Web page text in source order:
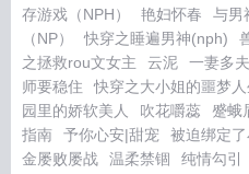
存游戏（NPH）
艳妇怀春 与男
（NP）
快穿之睡遍男神(nph)
之拯救rou文女主
云泥 一妻多
师要稳住
快穿之大小姐的噩梦人
园里的娇软美人
吹花嚼蕊 蹙蛾
指南
予你心安|甜宠 被迫绑定了
金屡败屡战
温柔禁锢 纯情勾引